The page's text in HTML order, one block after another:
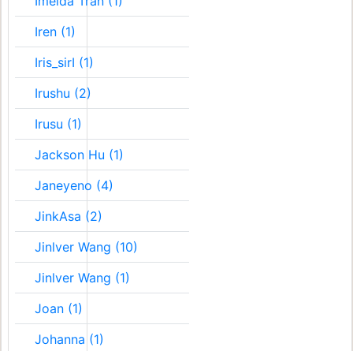
Iren (1)
Iris_sirI (1)
Irushu (2)
Irusu (1)
Jackson Hu (1)
Janeyeno (4)
JinkAsa (2)
Jinlver Wang (10)
Jinlver Wang (1)
Joan (1)
Johanna (1)